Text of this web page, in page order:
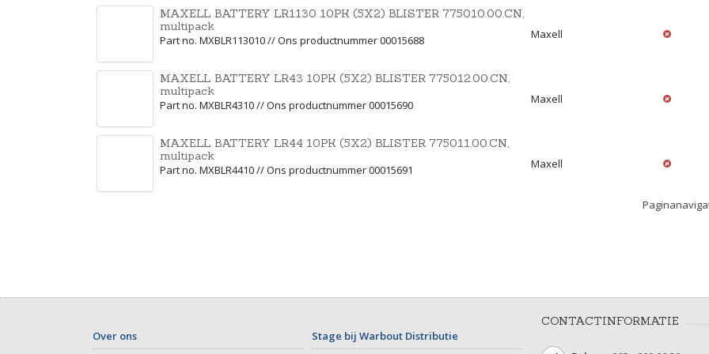
MAXELL BATTERY LR1130 10PK (5X2) BLISTER 775010.00.CN,
multipack
Part no. MXBLR113010 // Ons productnummer 00015688
Maxell
MAXELL BATTERY LR43 10PK (5X2) BLISTER 775012.00.CN,
multipack
Part no. MXBLR4310 // Ons productnummer 00015690
Maxell
MAXELL BATTERY LR44 10PK (5X2) BLISTER 775011.00.CN,
multipack
Part no. MXBLR4410 // Ons productnummer 00015691
Maxell
Over ons Stage bij Warbout Distributie
CONTACTINFORMATIE